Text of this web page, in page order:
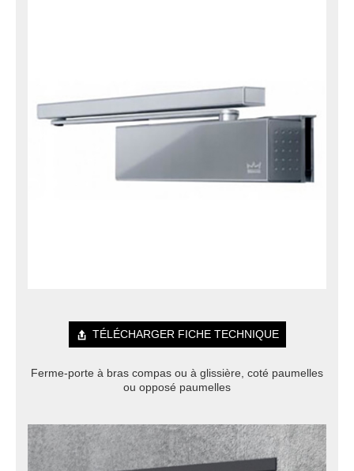
TÉLÉCHARGER FICHE TECHNIQUE
Ferme-porte à bras compas ou à glissière, coté paumelles
ou opposé paumelles